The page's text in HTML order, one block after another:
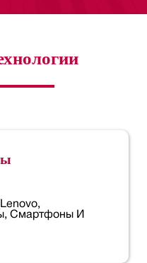
Смартфоны И